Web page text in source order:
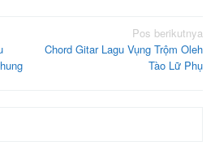
Pos berikutnya
Chord Gitar Lagu Vụng Trộm Oleh
Tào Lữ Phụ